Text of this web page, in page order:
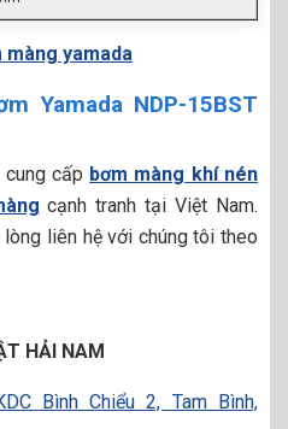
màng yamada
Yamada NDP-15BST
cấp bơm màng khí nén
cạnh tranh tại Việt Nam.
lòng liên hệ với chúng tôi theo
HẢI NAM
Bình Chiểu 2, Tam Bình,